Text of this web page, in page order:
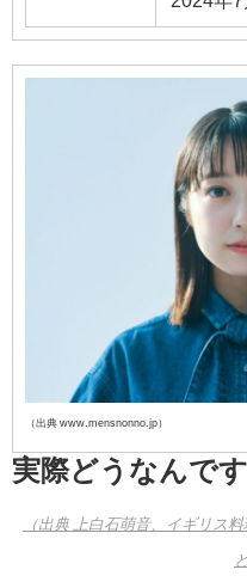
（出典 www.mensnonno.jp）
実際どうなんで
（出典 上白石萌音、イギリス